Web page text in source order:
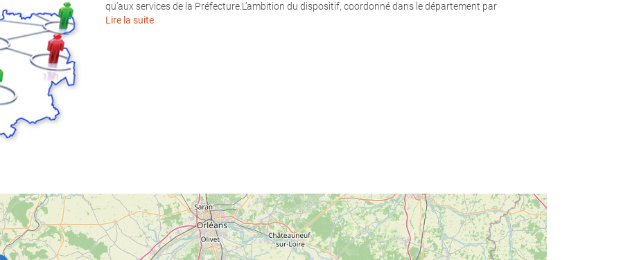
qu’aux services de la Préfecture.L’ambition du dispositif, coordonné dans le département par
Lire la suite